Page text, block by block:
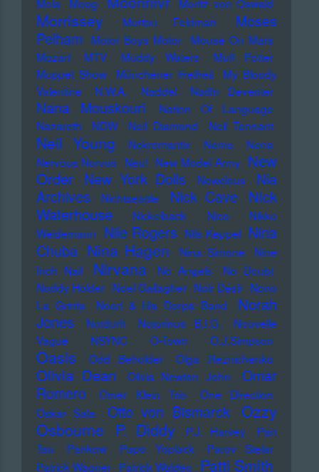
Mola
Moog Moritz von Oswald
Morrissey Morton Feldman
Moses
Pelham
Motor Boys Motor
Mouse On Mars
Mozart
MTV Muddy Waters
Muff Potter
Muppet Show
Münchener Freiheit
My Bloody
Valentine
N.W.A. Naddel Nadin Deventer
Nana Mouskouri
Nation Of Language
Nazareth
NDW Neil Diamond Neil Tennant
Neil Young Nekromantix Nemo
Nena
Nervous Norvus Neu! New Model Army New
Order New York Dolls Newcleus
Nia
Archives
Nichtseattle Nick Cave
Nick
Waterhouse
Nickelback Nico
Nikko
Weidemann Nile Rogers Nils Keppel Nina
Chuba Nina Hagen Nina Simone
Nine
Inch Nail
Nirvana No Angels
No Doubt
Noddy Holder Noel Gallagher Noir Désir Nono
La Grinta
Noori & His Dorpa Band
Norah
Jones
Notdurft Notorious B.I.G.
Nouvelle
Vague
NSYNC O-Town O.J.Simpson
Oasis Odd Beholder Olga Reznichenko
Olivia Dean Olivia Newton John
Omar
Romero
Omer Klein Trio
One Direction
Oskar Sala
Otto von Bismarck Ozzy
Osbourne
P. Diddy P.J. Harvey
Pan
Tau
Pankow Papo Yoplack
Parov Stelar
Patrick Wagner Patrick Walden Patti Smith